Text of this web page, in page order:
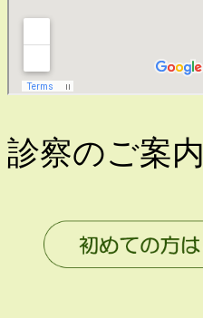
診察のご案内